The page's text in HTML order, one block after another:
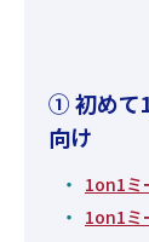
① 初めて
向け
1on1ミ
1on1ミ